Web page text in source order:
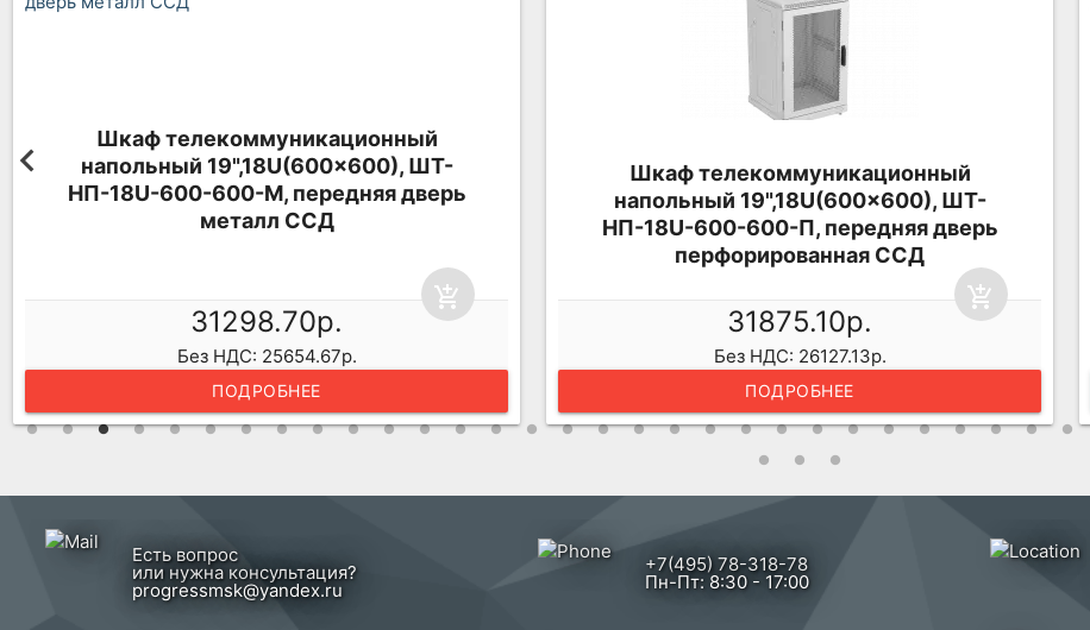
Шкаф телекоммуникационный
напольный 19",18U(600x600), ШТ-
НП-18U-600-600-М, передняя дверь
металл ССД
add_shopping_cart
31298.70р.
Без НДС: 25654.67р.
ПОДРОБНЕЕ
Шкаф телекоммуникационный
напольный 19",18U(600x600), ШТ-
НП-18U-600-600-П, передняя дверь
перфорированная ССД
add_shopping_cart
31875.10р.
Без НДС: 26127.13р.
ПОДРОБНЕЕ
Есть вопрос
или нужна консультация?
progressmsk@yandex.ru
+7(495) 78-318-78
Пн-Пт: 8:30 - 17:00